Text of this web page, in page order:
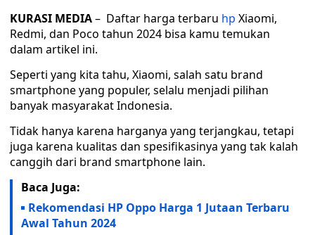
KURASI MEDIA– Daftar harga terbaru hp Xiaomi,
Redmi, dan Poco tahun 2024 bisa kamu temukan
dalam artikel ini.
Seperti yang kita tahu, Xiaomi, salah satu brand
smartphone yang populer, selalu menjadi pilihan
banyak masyarakat Indonesia.
Tidak hanya karena harganya yang terjangkau, tetapi
juga karena kualitas dan spesifikasinya yang tak kalah
canggih dari brand smartphone lain.
Baca Juga:
Rekomendasi HP Oppo Harga 1 Jutaan Terbaru
Awal Tahun 2024